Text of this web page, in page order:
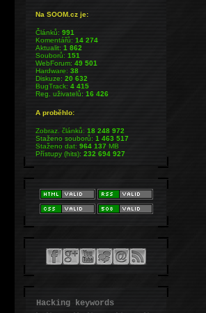
Na SOOM.cz je:
Článků:991
Komentářů:14 274
Aktualit:1 862
Souborů:151
WebForum:49 501
Hardware:38
Diskuze:20 632
BugTrack:4 415
Reg. uživatelů:16 426
A proběhlo:
Zobraz. článků:18 248 972
Staženo souborů:1 463 517
Staženo dat:964 137MB
Přístupy (hits):232 694 927
Hacking keywords